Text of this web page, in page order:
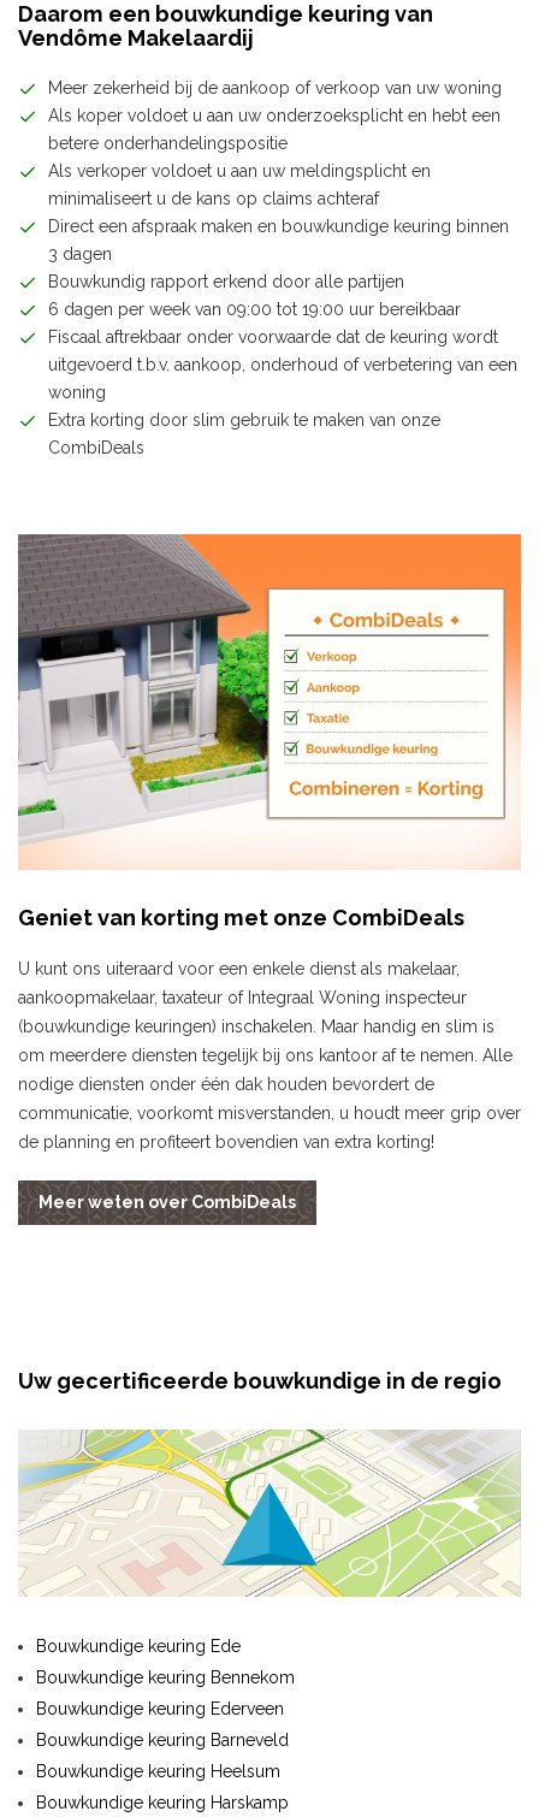
Daarom een bouwkundige keuring van
Vendôme Makelaardij
Meer zekerheid bij de aankoop of verkoop van uw woning
Als koper voldoet u aan uw onderzoeksplicht en hebt een
betere onderhandelingspositie
Als verkoper voldoet u aan uw meldingsplicht en
minimaliseert u de kans op claims achteraf
Direct een afspraak maken en bouwkundige keuring binnen
3 dagen
Bouwkundig rapport erkend door alle partijen
6 dagen per week van 09:00 tot 19:00 uur bereikbaar
Fiscaal aftrekbaar onder voorwaarde dat de keuring wordt
uitgevoerd t.b.v. aankoop, onderhoud of verbetering van een
woning
Extra korting door slim gebruik te maken van onze
CombiDeals
Geniet van korting met onze CombiDeals
U kunt ons uiteraard voor een enkele dienst als makelaar,
aankoopmakelaar, taxateur of Integraal Woning inspecteur
(bouwkundige keuringen) inschakelen. Maar handig en slim is
om meerdere diensten tegelijk bij ons kantoor af te nemen. Alle
nodige diensten onder één dak houden bevordert de
communicatie, voorkomt misverstanden, u houdt meer grip over
de planning en profiteert bovendien van extra korting!
Meer weten over CombiDeals
Uw gecertificeerde bouwkundige in de regio
Bouwkundige keuring Ede
Bouwkundige keuring Bennekom
Bouwkundige keuring Ederveen
Bouwkundige keuring Barneveld
Bouwkundige keuring Heelsum
Bouwkundige keuring Harskamp